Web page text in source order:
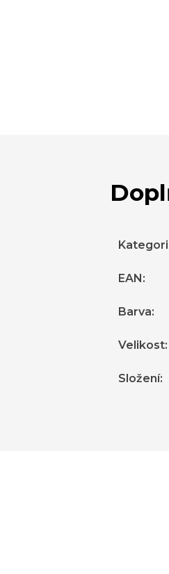
EAN :
Barva:
Velikost:
Složení: